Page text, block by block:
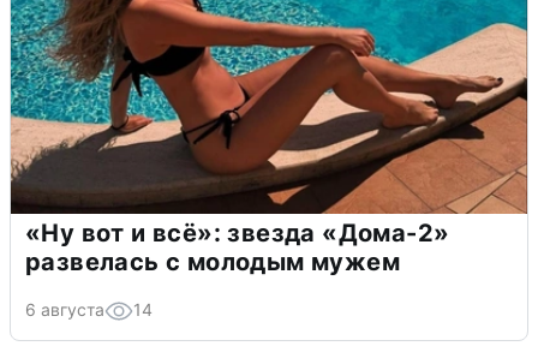
«Ну вот и всё»: звезда «Дома-2»
развелась с молодым мужем
6 августа 14